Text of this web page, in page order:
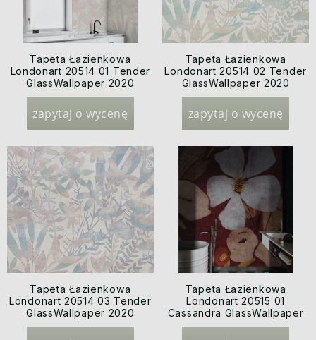
Tapeta Łazienkowa
Londonart 20514 01 Tender
GlassWallpaper 2020
zapytaj o wycenę
Tapeta Łazienkowa
Londonart 20514 02 Tender
GlassWallpaper 2020
zapytaj o wycenę
Tapeta Łazienkowa
Londonart 20514 03 Tender
GlassWallpaper 2020
Tapeta Łazienkowa
Londonart 20515 01
Cassandra GlassWallpaper
2020